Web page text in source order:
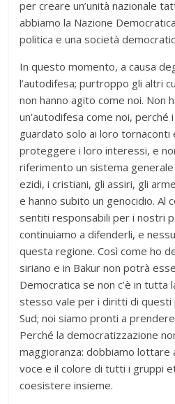
per creare un’unità nazionale
abbiamo la Nazione
politica e una società
In questo momento, a causa
l’autodifesa; purtroppo gli altri
non hanno agito come noi. Non
un’autodifesa come noi, perché
guardato solo ai loro tornaconti
proteggere i loro interessi, e
riferimento un sistema
ezidi, i cristiani, gli assiri, gli
e hanno subito un genocidio. Al
sentiti responsabili per i nostri
continuiamo a difenderli, e
questa regione. Così come ho
siriano e in Bakur non potrà
Democratica se non c’è in tutta
stesso vale per i diritti di questi
Sud; noi siamo pronti a
Perché la democratizzazione
maggioranza: dobbiamo lottare
voce e il colore di tutti i gruppi
coesistere insieme.